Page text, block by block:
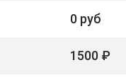
0 руб
1500 ₽